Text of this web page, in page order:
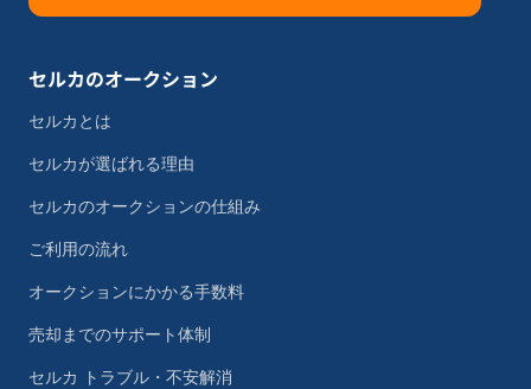
セルカのオークション
セルカとは
セルカが選ばれる理由
セルカのオークションの仕組み
ご利用の流れ
オークションにかかる手数料
売却までのサポート体制
セルカ トラブル・不安解消